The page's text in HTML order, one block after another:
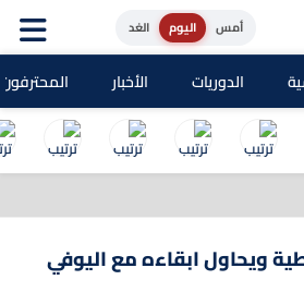
اليوم الغد
الدوريات الأخبار المحترفون
ويحاول ابقاءه مع اليوفي